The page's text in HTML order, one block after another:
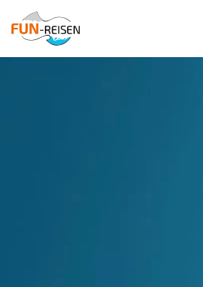
0Reise/n auf deiner Merkliste